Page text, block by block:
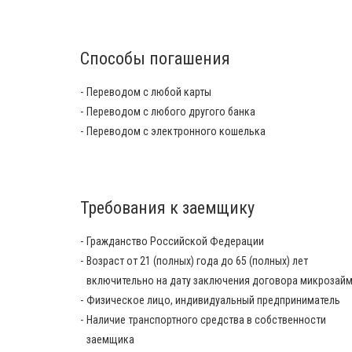
Способы погашения
Переводом с любой карты
Переводом с любого другого банка
Переводом с электронного кошелька
Требования к заемщику
Гражданство Российской Федерации
Возраст от 21 (полных) года до 65 (полных) лет
включительно на дату заключения договора
Физическое лицо, индивидуальный предприниматель
Наличие транспортного средства в собственности
заемщика